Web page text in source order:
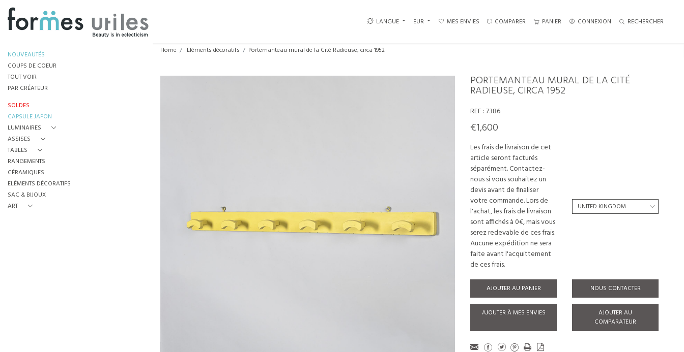
LANGUE EUR MES ENVIES COMPARER PANIER CONNEXION RECHERCHER
NOUVEAUTÉS
COUPS DE COEUR
TOUT VOIR
PAR CRÉATEUR
SOLDES
CAPSULE JAPON
LUMINAIRES
ASSISES
TABLES
RANGEMENTS
CÉRAMIQUES
ELÉMENTS DÉCORATIFS
SAC & BIJOUX
ART
Home Eléments décoratifs Portemanteau mural de la Cité Radieuse, circa 1952
PORTEMANTEAU MURAL DE LA CITÉ
RADIEUSE, CIRCA 1952
REF :7386
€1,600
Les frais de livraison de cet
article seront facturés
séparément. Contactez-
nous si vous souhaitez un
devis avant de finaliser
votre commande. Lors de
l'achat, les frais de livraison
sont affichés à 0€, mais vous
serez redevable de ces frais.
Aucune expédition ne sera
faite avant l'acquittement
de ces frais.
AJOUTER AU PANIER NOUS CONTACTER
AJOUTER À MES ENVIES
AJOUTER AU
COMPARATEUR